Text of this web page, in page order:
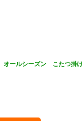
ールシーズン こたつ掛